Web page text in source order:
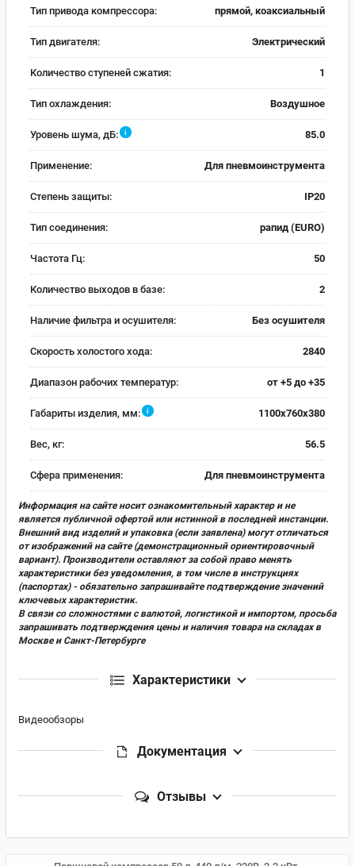
Тип привода компрессора:
прямой, коаксиальный
Тип двигателя: Электрический
Количество ступеней сжатия: 1
Тип охлаждения: Воздушное
Уровень шума, дБ: i 85.0
Применение: Для пневмоинструмента
Степень защиты: IP20
Тип соединения: рапид (EURO)
Частота Гц: 50
Количество выходов в базе: 2
Наличие фильтра и осушителя: Без осушителя
Скорость холостого хода: 2840
Диапазон рабочих температур: от +5 до +35
Габариты изделия, мм: i 1100x760x380
Вес, кг: 56.5
Сфера применения: Для пневмоинструмента
Информация на сайте носит ознакомительный характер и не
является публичной офертой или истинной в последней инстанции.
Внешний вид изделий и упаковка (если заявлена) могут отличаться
от изображений на сайте (демонстрационный ориентировочный
вариант). Производители оставляют за собой право менять
характеристики без уведомления, в том числе в инструкциях
(паспортах) - обязательно запрашивайте подтверждение значений
ключевых характеристик.
В связи со сложностями с валютой, логистикой и импортом, просьба
запрашивать подтверждения цены и наличия товара на складах в
Москве и Санкт-Петербурге
Характеристики
Видеообзоры
Документация
Отзывы